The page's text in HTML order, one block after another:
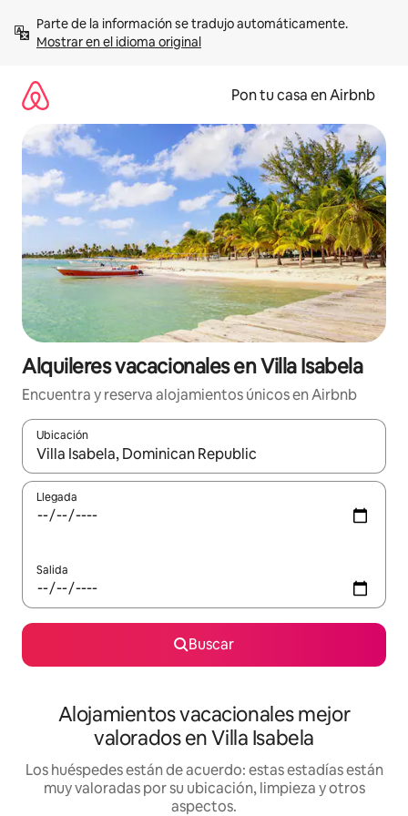
contenidoMostrar en el idioma original
Pon tu casa en Airbnb
Alquileres vacacionales en Villa Isabela
Encuentra y reserva alojamientos únicos en Airbnb
Ubicación
Cuando los resultados estén disponibles, navega con las
Llegada
Salida
Buscar
Alojamientos vacacionales mejor
valorados en Villa Isabela
Los huéspedes están de acuerdo: estas estadías están
muy valoradas por su ubicación, limpieza y otros
aspectos.